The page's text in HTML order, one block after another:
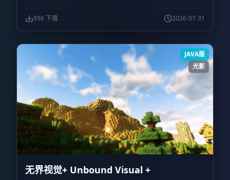
Visuals。 重新进入世界，确认新的天空、光照与雾效已
经生效。
896 下载 2026-07-31
JAVA版
光影
无界视觉+ Unbound Visual +